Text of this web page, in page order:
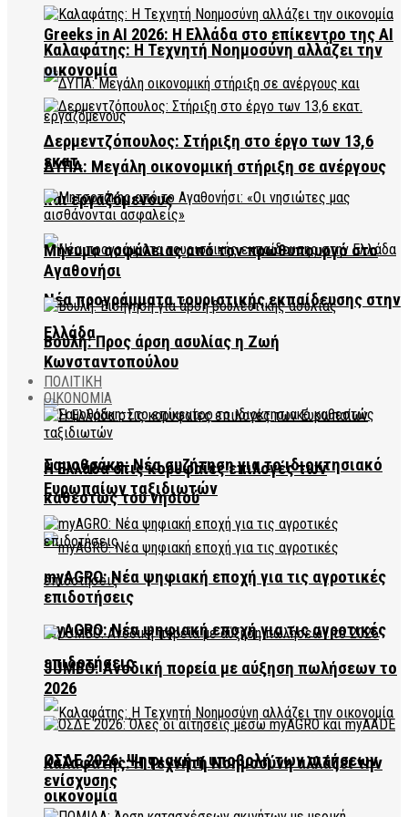
Greeks in AI 2026: Η Ελλάδα στο επίκεντρο της AI
ΔΥΠΑ: Μεγάλη οικονομική στήριξη σε ανέργους
και εργαζόμενους
Νέα προγράμματα τουριστικής εκπαίδευσης στην
Ελλάδα
ΠΟΛΙΤΙΚΗ
Σαμοθράκη: Νέα συζήτηση για το ιδιοκτησιακό
καθεστώς του νησιού
myAGRO: Νέα ψηφιακή εποχή για τις αγροτικές
επιδοτήσεις
Καλαφάτης: Η Τεχνητή Νοημοσύνη αλλάζει την
οικονομία
Καλαφάτης: Η Τεχνητή Νοημοσύνη αλλάζει την
οικονομία
Δερμεντζόπουλος: Στήριξη στο έργο των 13,6
εκατ.
Μήνυμα ασφάλειας από τον πρωθυπουργό στο
Αγαθονήσι
Βουλή: Προς άρση ασυλίας η Ζωή
Κωνσταντοπούλου
ΟΙΚΟΝΟΜΙΑ
Η Ελλάδα στις κορυφαίες επιλογές των
Ευρωπαίων ταξιδιωτών
myAGRO: Νέα ψηφιακή εποχή για τις αγροτικές
επιδοτήσεις
JUMBO: Ανοδική πορεία με αύξηση πωλήσεων το
2026
ΟΣΔΕ 2026: Ψηφιακή η υποβολή των αιτήσεων
ενίσχυσης